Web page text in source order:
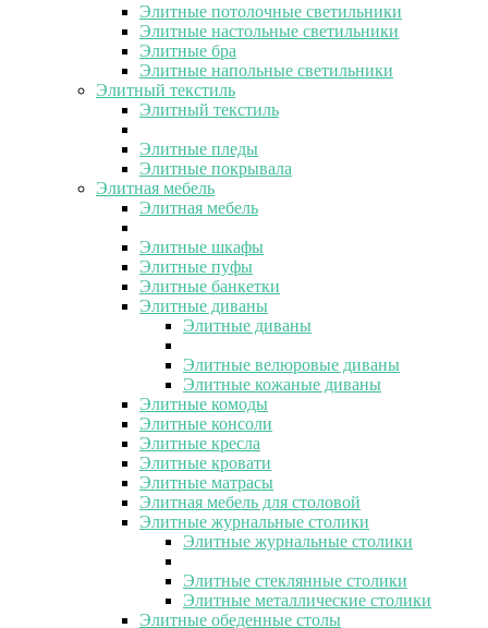
Элитные потолочные светильники
Элитные настольные светильники
Элитные бра
Элитные напольные светильники
Элитный текстиль
Элитный текстиль
Элитные пледы
Элитные покрывала
Элитная мебель
Элитная мебель
Элитные шкафы
Элитные пуфы
Элитные банкетки
Элитные диваны
Элитные диваны
Элитные велюровые диваны
Элитные кожаные диваны
Элитные комоды
Элитные консоли
Элитные кресла
Элитные кровати
Элитные матрасы
Элитная мебель для столовой
Элитные журнальные столики
Элитные журнальные столики
Элитные стеклянные столики
Элитные металлические столики
Элитные обеденные столы